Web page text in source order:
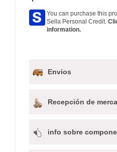
You can purchase this
Sella Personal Credit.
information.
Envios
Recepción de
info sobre